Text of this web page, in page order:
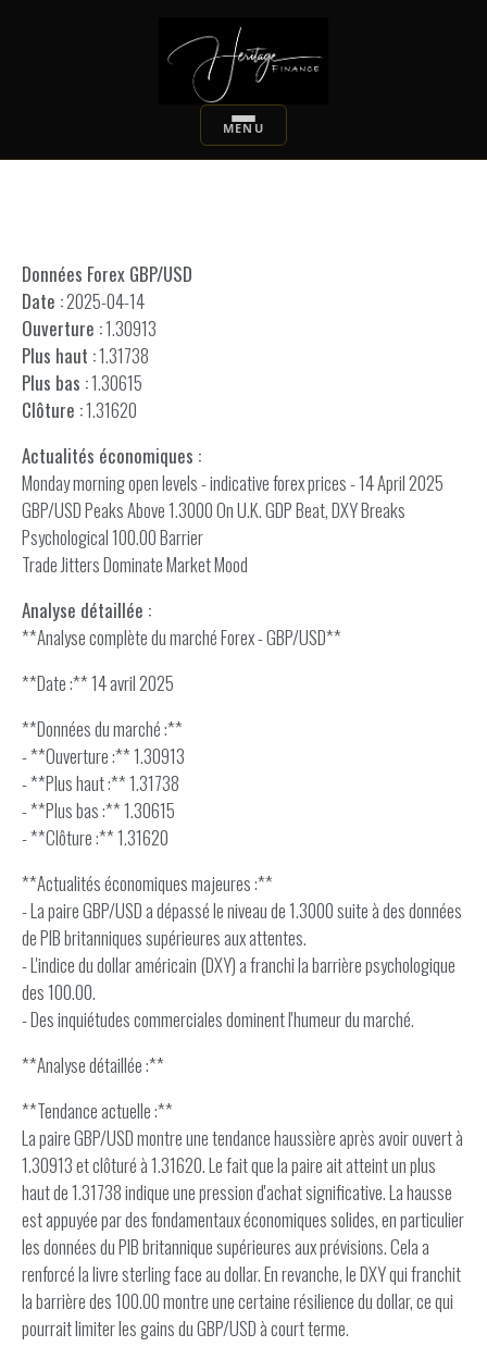
Données Forex GBP/USD
Date :2025-04-14
Ouverture :1.30913
Plus haut :1.31738
Plus bas :1.30615
Clôture :1.31620
Actualités économiques :
Monday morning open levels - indicative forex prices - 14 April 2025
GBP/USD Peaks Above 1.3000 On U.K. GDP Beat, DXY Breaks
Psychological 100.00 Barrier
Trade Jitters Dominate Market Mood
Analyse détaillée :
**Analyse complète du marché Forex - GBP/USD**
**Date :** 14 avril 2025
**Données du marché :**
- **Ouverture :** 1.30913
- **Plus haut :** 1.31738
- **Plus bas :** 1.30615
- **Clôture :** 1.31620
**Actualités économiques majeures :**
- La paire GBP/USD a dépassé le niveau de 1.3000 suite à des données
de PIB britanniques supérieures aux attentes.
- L'indice du dollar américain (DXY) a franchi la barrière psychologique
des 100.00.
- Des inquiétudes commerciales dominent l'humeur du marché.
**Analyse détaillée :**
**Tendance actuelle :**
La paire GBP/USD montre une tendance haussière après avoir ouvert à
1.30913 et clôturé à 1.31620. Le fait que la paire ait atteint un plus
haut de 1.31738 indique une pression d'achat significative. La hausse
est appuyée par des fondamentaux économiques solides, en particulier
les données du PIB britannique supérieures aux prévisions. Cela a
renforcé la livre sterling face au dollar. En revanche, le DXY qui franchit
la barrière des 100.00 montre une certaine résilience du dollar, ce qui
pourrait limiter les gains du GBP/USD à court terme.